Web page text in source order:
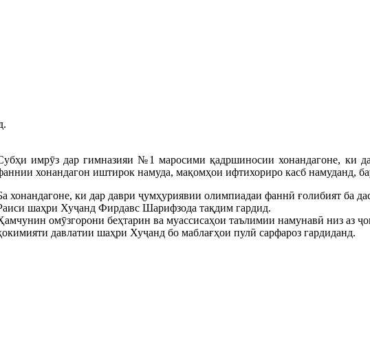
имрӯз дар гимназияи №1 маросими қадршиносии хонандагоне, ки
хонандагон иштирок намуда, мақомҳои ифтихориро касб намуданд,
хонандагоне, ки дар даври ҷумҳуриявии олимпиадаи фаннӣ ғолибият ба
шаҳри Хуҷанд Фирдавс Шарифзода тақдим гардид.
омӯзгорони беҳтарин ва муассисаҳои таълимии намунавӣ низ аз
давлатии шаҳри Хуҷанд бо маблағҳои пулӣ сарфароз гардиданд.